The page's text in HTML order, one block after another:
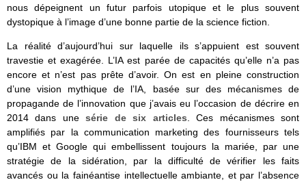
nous dépeignent un futur parfois utopique et le plus souvent
dystopique à l’image d’une bonne partie de la science fiction.
La réalité d’aujourd’hui sur laquelle ils s’appuient est souvent
travestie et exagérée. L’IA est parée de capacités qu’elle n’a pas
encore et n’est pas prête d’avoir. On est en pleine construction
d’une vision mythique de l’IA, basée sur des mécanismes de
propagande de l’innovation que j’avais eu l’occasion de décrire en
2014 dans unesérie de six articles . Ces mécanismes sont
amplifiés par la communication marketing des fournisseurs tels
qu’IBM et Google qui embellissent toujours la mariée, par une
stratégie de la sidération, par la difficulté de vérifier les faits
avancés ou la fainéantise intellectuelle ambiante, et par l’absence